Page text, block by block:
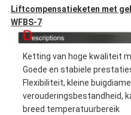
Liftcompensatieketen met
WFBS-7
Ketting van hoge kwaliteit
Goede en stabiele
Flexibiliteit, kleine
verouderingsbestandheid,
breed temperatuurbereik